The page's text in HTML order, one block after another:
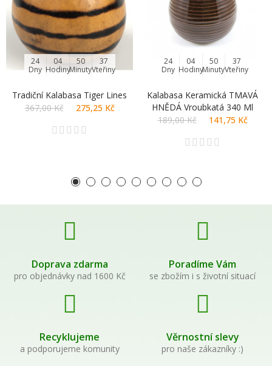
24
Dny
04
Hodiny
50
Minuty
37
Vteřiny
Tradiční Kalabasa Tiger Lines
367,00 Kč
275,25 Kč
24
Dny
04
Hodiny
50
Minuty
37
Vteřiny
Kalabasa Keramická TMAVÁ
HNĚDÁ Vroubkatá 340 Ml
189,00 Kč
141,75 Kč
Doprava zdarma
pro objednávky nad 1600 Kč
Poradíme Vám
se zbožím i s životní situací
Recyklujeme
a podporujeme komunity
Věrnostní slevy
pro naše zákazníky :)